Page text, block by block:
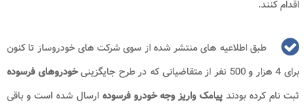
اقدام کنند.
طبق اطلاعیه های منتشر شده از سوی شرکت های خودروساز­ تا کنون
برای 4 هزار و 500 نفر از متقاضیانی که در طرح جایگزینی
خودروهای فرسوده
ثبت نام کرده بودند پیامک واریز وجه خودرو فرسوده ارسال شده است و باقی